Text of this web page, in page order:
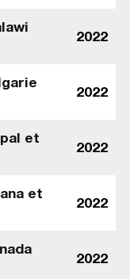
2022
2022
et
2022
et
2022
2022